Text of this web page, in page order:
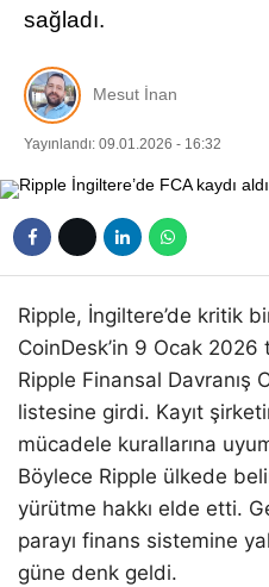
sağladı.
Mesut İnan
Yayınlandı: 09.01.2026 - 16:32
Ripple, İngiltere’de kritik
CoinDesk’in 9 Ocak 2026
Ripple Finansal Davranış
listesine girdi. Kayıt
mücadele kurallarına
Böylece Ripple ülkede
yürütme hakkı elde etti.
parayı finans sistemine
güne denk geldi.